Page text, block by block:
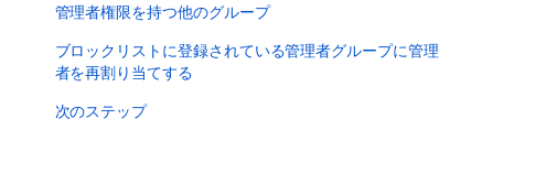
管理者権限を持つ他のグループ
ブロックリストに登録されている管理者グループに管理
者を再割り当てする
次のステップ